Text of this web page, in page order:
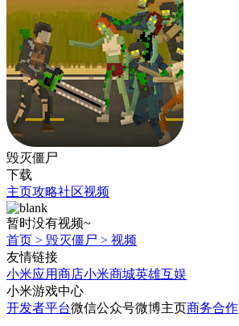
毁灭僵尸
下载
主页攻略社区视频
暂时没有视频~
首页 > 毁灭僵尸 > 视频
友情链接
小米应用商店小米商城英雄互娱
小米游戏中心
开发者平台微信公众号微博主页商务合作